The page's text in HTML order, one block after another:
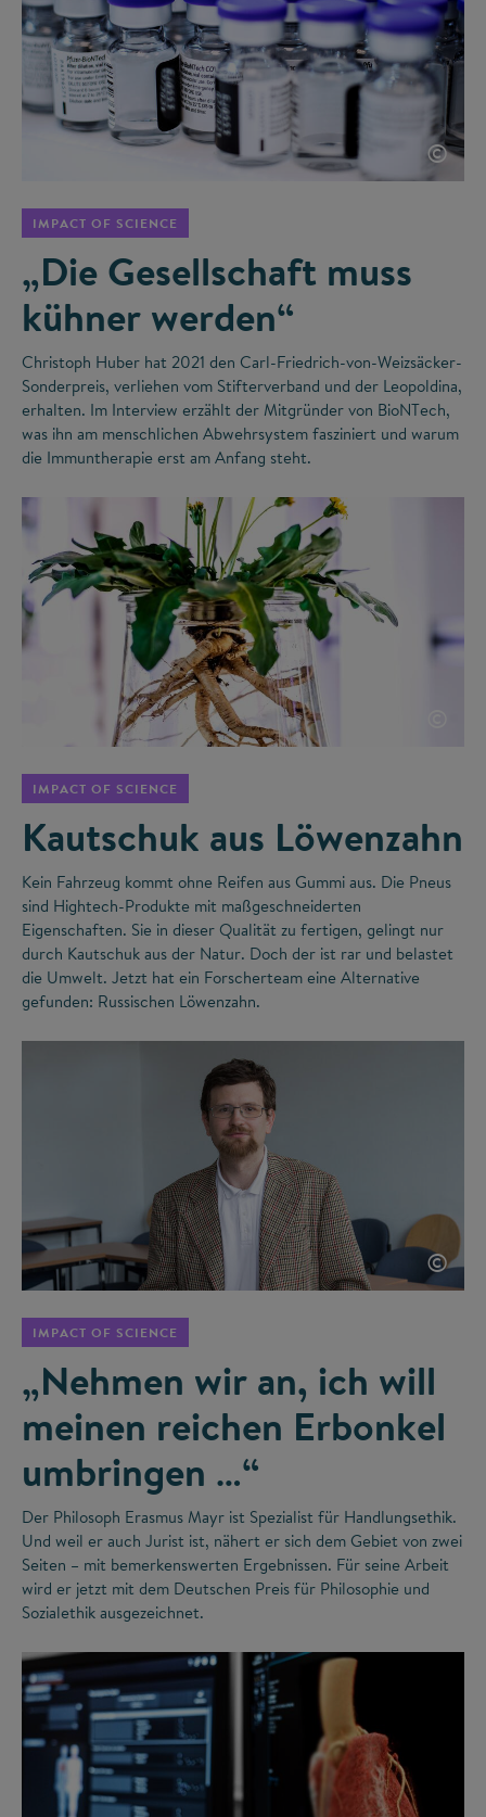
©
IMPACT OF SCIENCE
„Die Gesellschaft muss
kühner werden“
Christoph Huber hat 2021 den Carl-Friedrich-von-Weizsäcker-
Sonderpreis, verliehen vom Stifterverband und der Leopoldina,
erhalten. Im Interview erzählt der Mitgründer von BioNTech,
was ihn am menschlichen Abwehrsystem fasziniert und warum
die Immuntherapie erst am Anfang steht.
IMPACT OF SCIENCE
Kautschuk aus Löwenzahn
Kein Fahrzeug kommt ohne Reifen aus Gummi aus. Die Pneus
sind Hightech-Produkte mit maßgeschneiderten
Eigenschaften. Sie in dieser Qualität zu fertigen, gelingt nur
durch Kautschuk aus der Natur. Doch der ist rar und belastet
die Umwelt. Jetzt hat ein Forscherteam eine Alternative
gefunden: Russischen Löwenzahn.
©
IMPACT OF SCIENCE
„Nehmen wir an, ich will
meinen reichen Erbonkel
umbringen …“
Der Philosoph Erasmus Mayr ist Spezialist für Handlungsethik.
Und weil er auch Jurist ist, nähert er sich dem Gebiet von zwei
Seiten – mit bemerkenswerten Ergebnissen. Für seine Arbeit
wird er jetzt mit dem Deutschen Preis für Philosophie und
Sozialethik ausgezeichnet.